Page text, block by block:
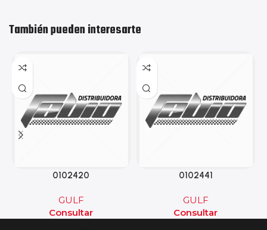
También pueden interesarte
0102420
GULF
Consultar
0102441
GULF
Consultar